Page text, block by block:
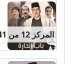
المركز 12 من 41